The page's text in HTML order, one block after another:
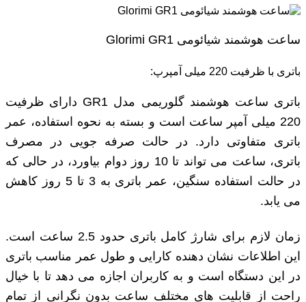
ساعت هوشمند شیائومی Glorimi GR1
باتری با ظرفیت 220 میلی آمپرپ:
باتری ساعت هوشمند گلوریمی مدل GR1 دارای ظرفیت
220 میلی‌ آمپر ساعت است و بسته به نحوه استفاده، عمر
باتری متفاوتی دارد. در حالت صرفه ‌جویی در مصرف
باتری، ساعت می‌ تواند تا 10 روز دوام بیاورد، در حالی که
در حالت استفاده سنگین، عمر باتری به 3 تا 5 روز کاهش
می ‌یابد.
زمان لازم برای شارژ کامل باتری حدود 2.5 ساعت است.
این اطلاعات نشان‌ دهنده کارایی و طول عمر مناسب باتری
در این دستگاه است و به کاربران اجازه می ‌دهد تا با خیال
راحت از قابلیت ‌های مختلف ساعت بدون نگرانی از تمام